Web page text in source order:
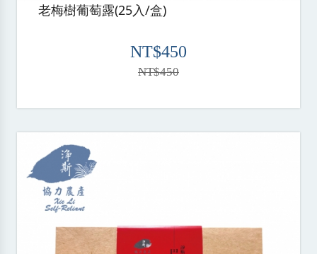
老梅樹葡萄露(25入/盒)
NT$450
NT$450